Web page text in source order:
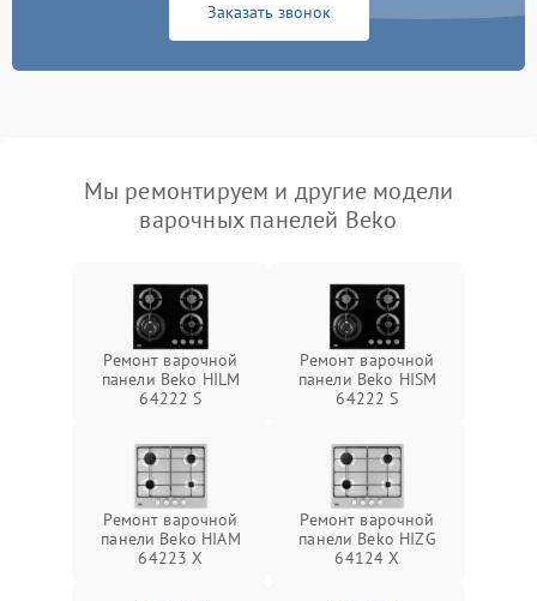
Заказать звонок
Мы ремонтируем и другие модели
варочных панелей Beko
Ремонт варочной
панели Beko HILM
64222 S
Ремонт варочной
панели Beko HISM
64222 S
Ремонт варочной
панели Beko HIAM
64223 X
Ремонт варочной
панели Beko HIZG
64124 X